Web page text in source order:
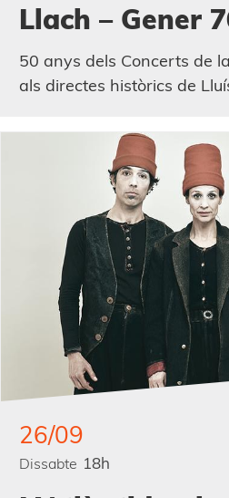
Llach – Gener
50 anys dels Concerts de
als directes històrics de
26/09
Dissabte 18h